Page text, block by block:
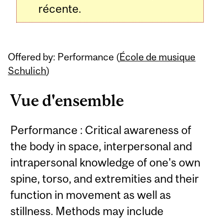
récente.
Offered by: Performance (École de musique
Schulich)
Vue d'ensemble
Performance : Critical awareness of
the body in space, interpersonal and
intrapersonal knowledge of one's own
spine, torso, and extremities and their
function in movement as well as
stillness. Methods may include